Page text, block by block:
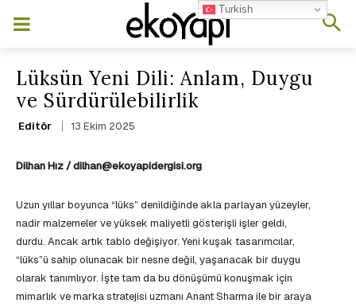
Lüksün Yeni Dili: Anlam, Duygu
ve Sürdürülebilirlik
Editör 13 Ekim 2025
Dilhan Hız / dilhan@ekoyapidergisi.org
Uzun yıllar boyunca “lüks” denildiğinde akla parlayan yüzeyler,
nadir malzemeler ve yüksek maliyetli gösterişli işler geldi,
durdu. Ancak artık tablo değişiyor. Yeni kuşak tasarımcılar,
“lüks”ü sahip olunacak bir nesne değil, yaşanacak bir duygu
olarak tanımlıyor. İşte tam da bu dönüşümü konuşmak için
mimarlık ve marka stratejisi uzmanı Anant Sharma ile bir araya
Turkish